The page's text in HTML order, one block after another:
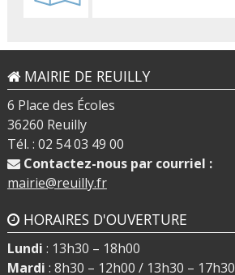
MAIRIE DE REUILLY
6 Place des Écoles
36260 Reuilly
Tél. : 02 54 03 49 00
Contactez-nous par courriel :
mairie@reuilly.fr
HORAIRES D'OUVERTURE
Lundi : 13h30 – 18h00
Mardi : 8h30 – 12h00 / 13h30 – 17h30